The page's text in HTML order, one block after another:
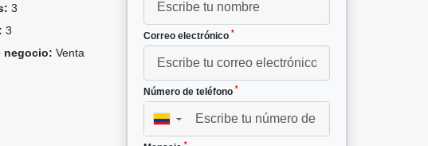
3
3
negocio: Venta
Correo electrónico *
Número de teléfono *
▼